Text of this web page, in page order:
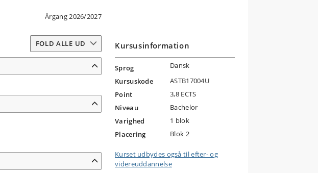
Årgang 2026/2027
FOLD ALLE UD Kursusinformation
Sprog
Dansk
Kursuskode
ASTB17004U
Point
3,8 ECTS
Niveau
Bachelor
Varighed
1 blok
Placering
Blok 2
Kurset udbydes også til efter- og
videreuddannelse